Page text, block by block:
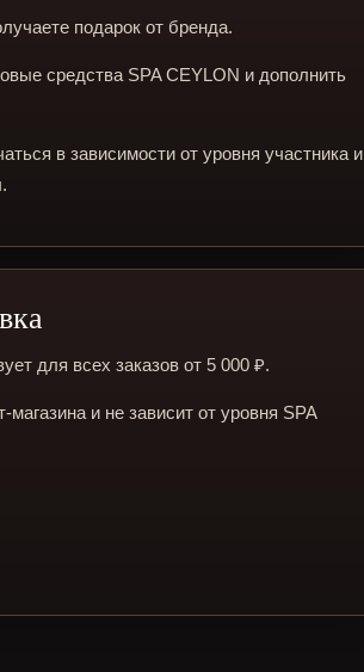
подарок от бренда.
средства SPA CEYLON и дополнить
в зависимости от уровня участника и
для всех заказов от 5 000 ₽.
и не зависит от уровня SPA